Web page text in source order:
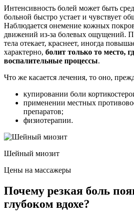
Интенсивность болей может быть
больной быстро устает и чувствует
Наблюдается онемение кожных
движений из-за болевых ощущений.
тела отекает, краснеет, иногда
характерно, болит только то место,
воспалительные процессы.
Что же касается лечения, то оно,
купировании боли
применении местных
препаратов;
физиотерапии.
Шейный миозит
Цены на массажеры
Почему резкая боль
глубоком вдохе?